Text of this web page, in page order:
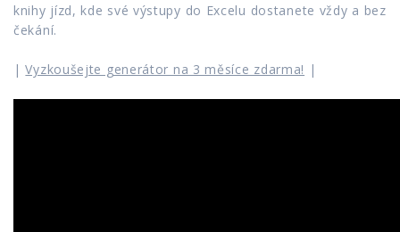
knihy jízd, kde své výstupy do Excelu dostanete vždy a bez
čekání.
|Vyzkoušejte generátor na 3 měsíce zdarma! |